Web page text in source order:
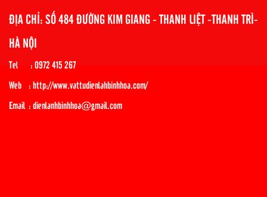
ĐỊA CHỈ: SỐ 484 ĐƯỜNG KIM GIANG - THANH LIỆT -THANH TRÌ-
HÀ NỘI
Tel : 0972 415 267
Web : http://www.vattudienlahbinhhoa.com/
Email : dienlanhbinhhoa@gmail.com